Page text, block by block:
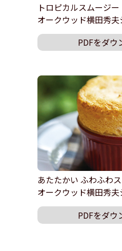
トロピカルスムージー
オークウッド横田秀夫
PDFをダウ
あたたかい ふわふわ
オークウッド横田秀夫
PDFをダウ